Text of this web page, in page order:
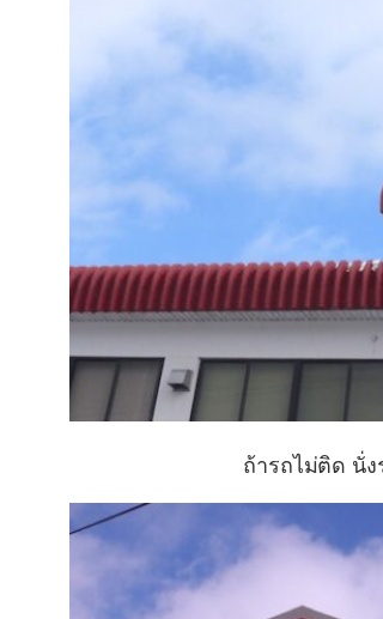
ถ้ารถไม่ติด นั่